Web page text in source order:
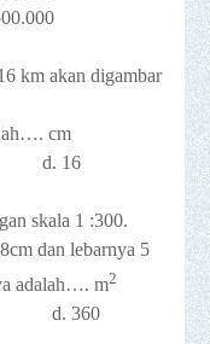
km akan digambar
cm
d. 16
skala 1 :300.
dan lebarnya 5
adalah…. m2
d. 360